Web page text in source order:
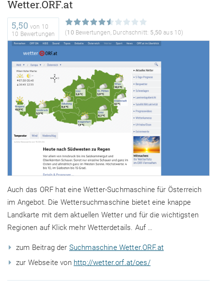
Wetter.ORF.at
5,50 von 10
10 Bewertungen
(10 Bewertungen, Durchschnitt: 5,50 aus 10)
Auch das ORF hat eine Wetter-Suchmaschine für Österreich
im Angebot. Die Wettersuchmaschine bietet eine knappe
Landkarte mit dem aktuellen Wetter und für die wichtigsten
Regionen auf Klick mehr Wetterdetails. Auf …
zum Beitrag der Suchmaschine Wetter.ORF.at
zur Webseite von http://wetter.orf.at/oes/